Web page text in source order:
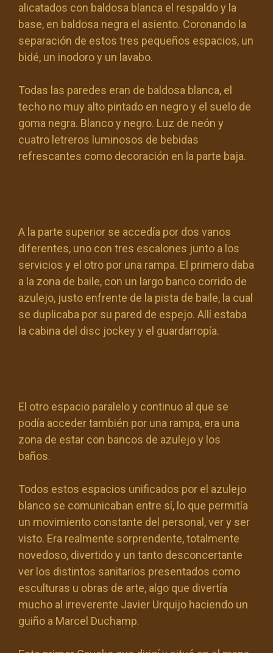
alicatados con baldosa blanca el respaldo y la
base, en baldosa negra el asiento. Coronando la
separación de estos tres pequeños espacios, un
bidé, un inodoro y un lavabo.
Todas las paredes eran de baldosa blanca, el
techo no muy alto pintado en negro y el suelo de
goma negra. Blanco y negro. Luz de neón y
cuatro letreros luminosos de bebidas
refrescantes como decoración en la parte baja.
A la parte superior se accedía por dos vanos
diferentes, uno con tres escalones junto a los
servicios y el otro por una rampa. El primero daba
a la zona de baile, con un largo banco corrido de
azulejo, justo enfrente de la pista de baile, la cual
se duplicaba por su pared de espejo. Allí estaba
la cabina del disc jockey y el guardarropía.
El otro espacio paralelo y continuo al que se
podía acceder también por una rampa, era una
zona de estar con bancos de azulejo y los
baños.
Todos estos espacios unificados por el azulejo
blanco se comunicaban entre sí, lo que permitía
un movimiento constante del personal, ver y ser
visto. Era realmente sorprendente, totalmente
novedoso, divertido y un tanto desconcertante
ver los distintos sanitarios presentados como
esculturas u obras de arte, algo que divertía
mucho al irreverente Javier Urquijo haciendo un
guiño a Marcel Duchamp.